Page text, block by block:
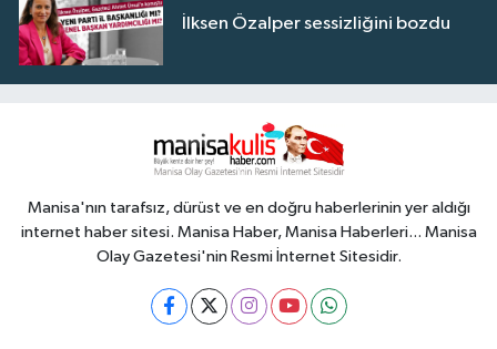
İlksen Özalper sessizliğini bozdu
Manisa'nın tarafsız, dürüst ve en doğru haberlerinin yer aldığı
internet haber sitesi. Manisa Haber, Manisa Haberleri... Manisa
Olay Gazetesi'nin Resmi İnternet Sitesidir.